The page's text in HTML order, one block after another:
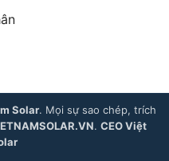
Solar. Mọi sự sao chép, trích
. CEO Việt